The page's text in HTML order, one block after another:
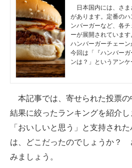
AI活用のいまが分かる
企業ITのトレンドを詳説
経営リーダーのコミュニティ
マーケ×ITの今がよく分かる
ITエンジニア向け専門サイト
企業向けIT製品の総合サイト
IT製品の技術・比較・事例
製造業のIT導入・活用を支援
日本国内には、さま
があります。定番の
ンバーガーなど、各
ーが展開されていま
ハンバーガーチェー
今回は「『ハンバー
ンは？」というアン
本記事では、寄せられた投票の
結果に絞ったランキングを紹介
「おいしいと思う」と支持され
は、どこだったのでしょうか？
みましょう。